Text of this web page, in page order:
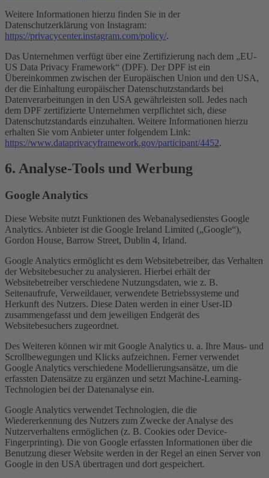
Weitere Informationen hierzu finden Sie in der
Datenschutzerklärung von Instagram:
https://privacycenter.instagram.com/policy/.
Das Unternehmen verfügt über eine Zertifizierung nach dem „EU-
US Data Privacy Framework“ (DPF). Der DPF ist ein
Übereinkommen zwischen der Europäischen Union und den USA,
der die Einhaltung europäischer Datenschutzstandards bei
Datenverarbeitungen in den USA gewährleisten soll. Jedes nach
dem DPF zertifizierte Unternehmen verpflichtet sich, diese
Datenschutzstandards einzuhalten. Weitere Informationen hierzu
erhalten Sie vom Anbieter unter folgendem Link:
https://www.dataprivacyframework.gov/participant/4452.
6. Analyse-Tools und Werbung
Google Analytics
Diese Website nutzt Funktionen des Webanalysedienstes Google
Analytics. Anbieter ist die Google Ireland Limited („Google“),
Gordon House, Barrow Street, Dublin 4, Irland.
Google Analytics ermöglicht es dem Websitebetreiber, das Verhalten
der Websitebesucher zu analysieren. Hierbei erhält der
Websitebetreiber verschiedene Nutzungsdaten, wie z. B.
Seitenaufrufe, Verweildauer, verwendete Betriebssysteme und
Herkunft des Nutzers. Diese Daten werden in einer User-ID
zusammengefasst und dem jeweiligen Endgerät des
Websitebesuchers zugeordnet.
Des Weiteren können wir mit Google Analytics u. a. Ihre Maus- und
Scrollbewegungen und Klicks aufzeichnen. Ferner verwendet
Google Analytics verschiedene Modellierungsansätze, um die
erfassten Datensätze zu ergänzen und setzt Machine-Learning-
Technologien bei der Datenanalyse ein.
Google Analytics verwendet Technologien, die die
Wiedererkennung des Nutzers zum Zwecke der Analyse des
Nutzerverhaltens ermöglichen (z. B. Cookies oder Device-
Fingerprinting). Die von Google erfassten Informationen über die
Benutzung dieser Website werden in der Regel an einen Server von
Google in den USA übertragen und dort gespeichert.